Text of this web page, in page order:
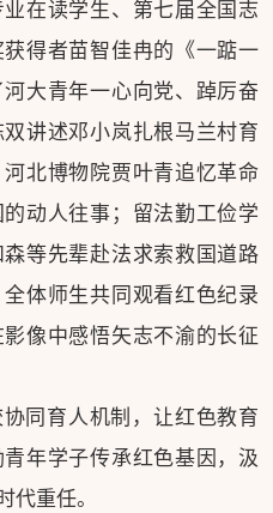
在读学生、第七届全国志
得者苗智佳冉的《一踮一
大青年一心向党、踔厉奋
讲述邓小岚扎根马兰村育
北博物院贾叶青追忆革命
动人往事；留法勤工俭学
等先辈赴法求索救国道路
体师生共同观看红色纪录
像中感悟矢志不渝的长征
同育人机制，让红色教育
年学子传承红色基因，汲
代重任。